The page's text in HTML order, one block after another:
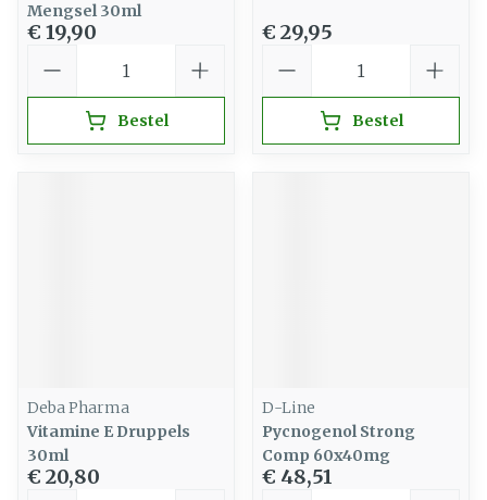
Mengsel 30ml
€ 19,90
Bestel
€ 29,95
Bestel
Deba Pharma
Vitamine E Druppels
30ml
€ 20,80
D-Line
Pycnogenol Strong
Comp 60x40mg
€ 48,51